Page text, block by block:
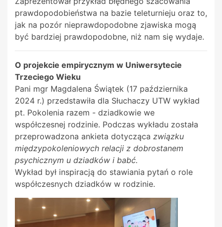
prawdopodobieństwa na bazie teleturnieju oraz to,
jak na pozór nieprawdopodobne zjawiska mogą
być bardziej prawdopodobne, niż nam się wydaje.
O projekcie empirycznym w Uniwersytecie
Trzeciego Wieku
Pani mgr Magdalena Świątek (17 października
2024 r.) przedstawiła dla Słuchaczy UTW wykład
pt. Pokolenia razem - dziadkowie we
współczesnej rodzinie. Podczas wykładu została
przeprowadzona ankieta dotycząca związku
międzypokoleniowych relacji z dobrostanem
psychicznym u dziadków i babć.
Wykład był inspiracją do stawiania pytań o role
współczesnych dziadków w rodzinie.